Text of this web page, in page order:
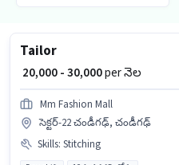
Tailor
₹ 20,000 - 30,000per నెల
Mm Fashion Mall
సెక్టర్-22 చండీగఢ్, చండీగఢ్
Skills: Stitching